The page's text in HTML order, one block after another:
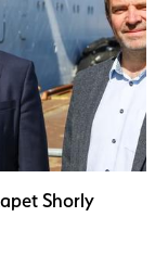
Shorly